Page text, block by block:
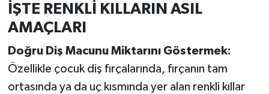
İŞTE RENKLİ KILLARIN ASIL
AMAÇLARI
Doğru Diş Macunu Miktarını Göstermek:
Özellikle çocuk diş fırçalarında, fırçanın tam
ortasında ya da uç kısmında yer alan renkli kıllar
Otomobil
Pazarlar
Politika